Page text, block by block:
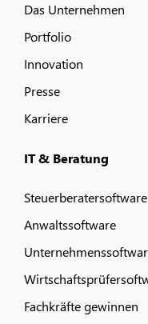
Das Unternehmen
Portfolio
Innovation
Presse
Karriere
IT & Beratung
Steuerberatersoftware
Anwaltssoftware
Fachkräfte gewinnen